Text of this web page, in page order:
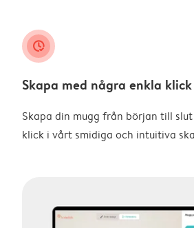
clock_check
Skapa med några enkla klick
Skapa din mugg från början till
klick i vårt smidiga och intuitiva